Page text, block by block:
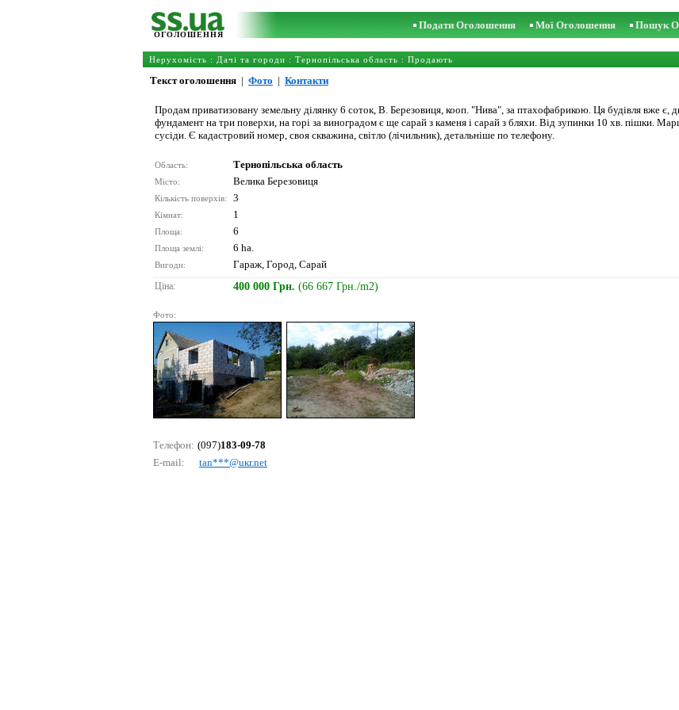
ОГОЛОШЕННЯ
Подати Оголошення Мої Оголошення Пошук
Нерухомість : Дачі та городи : Тернопільська область : Продають
Текст оголошення | Фото | Контакти
Продам приватизовану земельну ділянку 6 соток, В. Березовиця, кооп. "Нива", за птахофабрикою. Ця будівля вже є,
фундамент на три поверхи, на горі за виноградом є ще сарай з каменя і сарай з бляхи. Від зупинки 10 хв. пішки.
сусіди. Є кадастровий номер, своя скважина, світло (лічильник), детальніше по телефону.
Область: Тернопільська область
Місто: Велика Березовиця
Кількість поверхів: 3
Кімнат: 1
Площа: 6
Площа землі: 6 ha.
Вигоди: Гараж, Город, Сарай
Ціна: 400 000 Грн. (66 667 Грн./m2)
Фото:
Телефон: (097)183-09-78
E-mail:
tаn***@uкr.nеt